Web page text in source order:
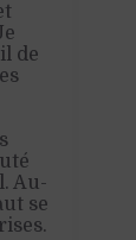
de
Au-
se